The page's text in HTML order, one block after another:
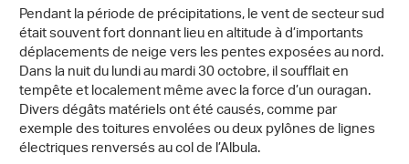
Pendant la période de précipitations, le vent de secteur sud
était souvent fort donnant lieu en altitude à d’importants
déplacements de neige vers les pentes exposées au nord.
Dans la nuit du lundi au mardi 30 octobre, il soufflait en
tempête et localement même avec la force d’un ouragan.
Divers dégâts matériels ont été causés, comme par
exemple des toitures envolées ou deux pylônes de lignes
électriques renversés au col de l’Albula.